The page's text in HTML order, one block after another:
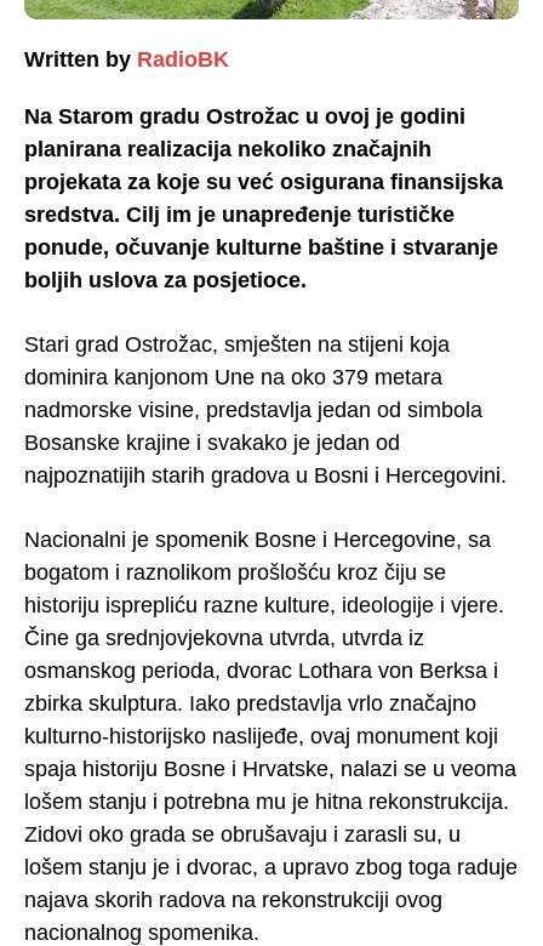
Written by RadioBK
Na Starom gradu Ostrožac u ovoj je godini
planirana realizacija nekoliko značajnih
projekata za koje su već osigurana finansijska
sredstva. Cilj im je unapređenje turističke
ponude, očuvanje kulturne baštine i stvaranje
boljih uslova za posjetioce.
Stari grad Ostrožac, smješten na stijeni koja
dominira kanjonom Une na oko 379 metara
nadmorske visine, predstavlja jedan od simbola
Bosanske krajine i svakako je jedan od
najpoznatijih starih gradova u Bosni i Hercegovini.
Nacionalni je spomenik Bosne i Hercegovine, sa
bogatom i raznolikom prošlošću kroz čiju se
historiju isprepliću razne kulture, ideologije i vjere.
Čine ga srednjovjekovna utvrda, utvrda iz
osmanskog perioda, dvorac Lothara von Berksa i
zbirka skulptura. Iako predstavlja vrlo značajno
kulturno-historijsko naslijeđe, ovaj monument koji
spaja historiju Bosne i Hrvatske, nalazi se u veoma
lošem stanju i potrebna mu je hitna rekonstrukcija.
Zidovi oko grada se obrušavaju i zarasli su, u
lošem stanju je i dvorac, a upravo zbog toga raduje
najava skorih radova na rekonstrukciji ovog
nacionalnog spomenika.